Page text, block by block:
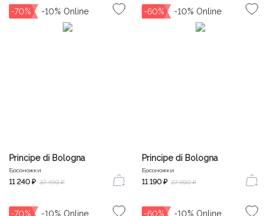
-70%
Principe di Bologna
Босоножки
11 240 ₽ 37 490 ₽
-60%
Principe di Bologna
Босоножки
11 190 ₽ 27 990 ₽
-70% -60%